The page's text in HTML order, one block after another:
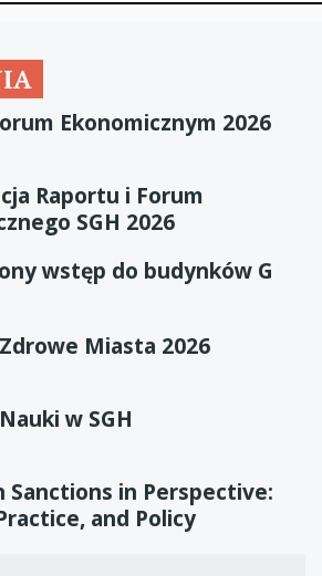
Ekonomicznym 2026
Raportu i Forum
SGH 2026
wstęp do budynków G
Miasta 2026
w SGH
Sanctions in Perspective:
and Policy